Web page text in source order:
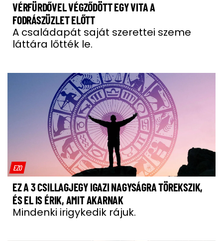
VÉRFÜRDŐVEL VÉGZŐDÖTT EGY VITA A
FODRÁSZÜZLET ELŐTT
A családapát saját szerettei szeme
láttára lőtték le.
EZO
EZ A 3 CSILLAGJEGY IGAZI NAGYSÁGRA TÖREKSZIK,
ÉS EL IS ÉRIK, AMIT AKARNAK
Mindenki irigykedik rájuk.